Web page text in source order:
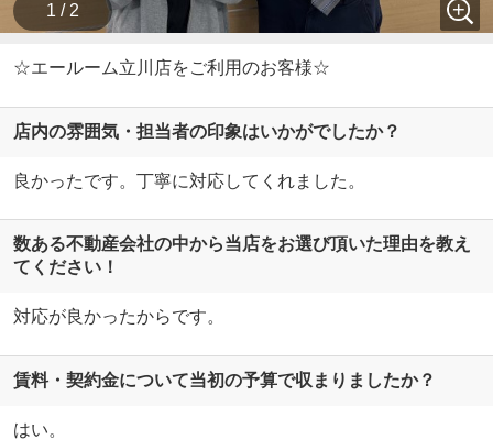
1 / 2
☆エールーム立川店をご利用のお客様☆
店内の雰囲気・担当者の印象はいかがでしたか？
良かったです。丁寧に対応してくれました。
数ある不動産会社の中から当店をお選び頂いた理由を教え
てください！
対応が良かったからです。
賃料・契約金について当初の予算で収まりましたか？
はい。